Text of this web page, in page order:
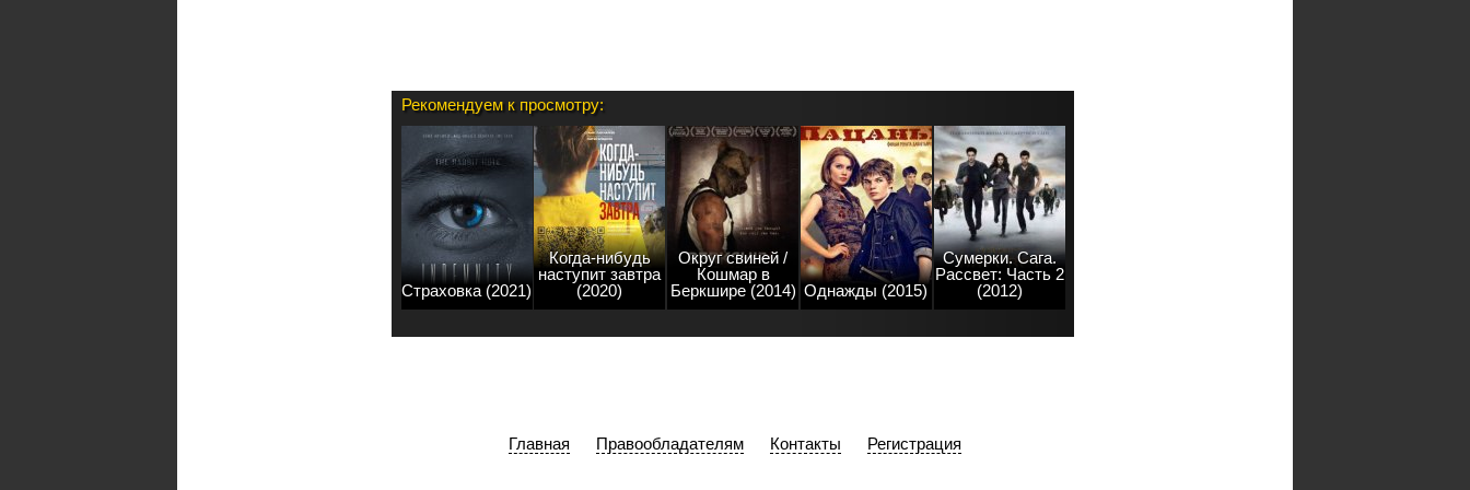
Рекомендуем к просмотру:
Страховка (2021)
Когда-нибудь
наступит завтра
(2020)
Округ свиней /
Кошмар в
Беркшире (2014) Однажды (2015)
Сумерки. Сага.
Рассвет: Часть 2
(2012)
Главная Правообладателям Контакты Регистрация